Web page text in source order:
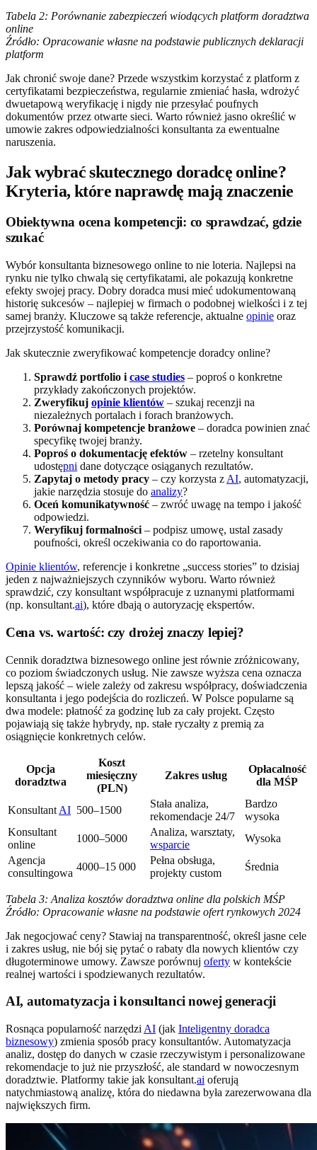
Tabela 2: Porównanie zabezpieczeń wiodących platform doradztwa
online
Źródło: Opracowanie własne na podstawie publicznych deklaracji
platform
Jak chronić swoje dane? Przede wszystkim korzystać z platform z
certyfikatami bezpieczeństwa, regularnie zmieniać hasła, wdrożyć
dwuetapową weryfikację i nigdy nie przesyłać poufnych
dokumentów przez otwarte sieci. Warto również jasno określić w
umowie zakres odpowiedzialności konsultanta za ewentualne
naruszenia.
Jak wybrać skutecznego doradcę online?
Kryteria, które naprawdę mają znaczenie
Obiektywna ocena kompetencji: co sprawdzać, gdzie
szukać
Wybór konsultanta biznesowego online to nie loteria. Najlepsi na
rynku nie tylko chwalą się certyfikatami, ale pokazują konkretne
efekty swojej pracy. Dobry doradca musi mieć udokumentowaną
historię sukcesów – najlepiej w firmach o podobnej wielkości i z tej
samej branży. Kluczowe są także referencje, aktualne opinie oraz
przejrzystość komunikacji.
Jak skutecznie zweryfikować kompetencje doradcy online?
Sprawdź portfolio i case studies – poproś o konkretne
przykłady zakończonych projektów.
Zweryfikuj opinie klientów – szukaj recenzji na
niezależnych portalach i forach branżowych.
Porównaj kompetencje branżowe – doradca powinien znać
specyfikę twojej branży.
Poproś o dokumentację efektów – rzetelny konsultant
udostępni dane dotyczące osiąganych rezultatów.
Zapytaj o metody pracy – czy korzysta z AI, automatyzacji,
jakie narzędzia stosuje do analizy?
Oceń komunikatywność – zwróć uwagę na tempo i jakość
odpowiedzi.
Weryfikuj formalności – podpisz umowę, ustal zasady
poufności, określ oczekiwania co do raportowania.
Opinie klientów, referencje i konkretne „success stories” to dzisiaj
jeden z najważniejszych czynników wyboru. Warto również
sprawdzić, czy konsultant współpracuje z uznanymi platformami
(np. konsultant.ai), które dbają o autoryzację ekspertów.
Cena vs. wartość: czy drożej znaczy lepiej?
Cennik doradztwa biznesowego online jest równie zróżnicowany,
co poziom świadczonych usług. Nie zawsze wyższa cena oznacza
lepszą jakość – wiele zależy od zakresu współpracy, doświadczenia
konsultanta i jego podejścia do rozliczeń. W Polsce popularne są
dwa modele: płatność za godzinę lub za cały projekt. Często
pojawiają się także hybrydy, np. stałe ryczałty z premią za
osiągnięcie konkretnych celów.
Opcja
doradztwa
Koszt
miesięczny
(PLN)
Zakres usług
Opłacalność
dla MŚP
Konsultant AI 500–1500
Stała analiza,
rekomendacje 24/7
Bardzo
wysoka
Konsultant
online
1000–5000
Analiza, warsztaty,
wsparcie
Wysoka
Agencja
consultingowa
4000–15 000
Pełna obsługa,
projekty custom
Średnia
Tabela 3: Analiza kosztów doradztwa online dla polskich MŚP
Źródło: Opracowanie własne na podstawie ofert rynkowych 2024
Jak negocjować ceny? Stawiaj na transparentność, określ jasne cele
i zakres usług, nie bój się pytać o rabaty dla nowych klientów czy
długoterminowe umowy. Zawsze porównuj oferty w kontekście
realnej wartości i spodziewanych rezultatów.
AI, automatyzacja i konsultanci nowej generacji
Rosnąca popularność narzędzi AI (jak Inteligentny doradca
biznesowy) zmienia sposób pracy konsultantów. Automatyzacja
analiz, dostęp do danych w czasie rzeczywistym i personalizowane
rekomendacje to już nie przyszłość, ale standard w nowoczesnym
doradztwie. Platformy takie jak konsultant.ai oferują
natychmiastową analizę, która do niedawna była zarezerwowana dla
największych firm.